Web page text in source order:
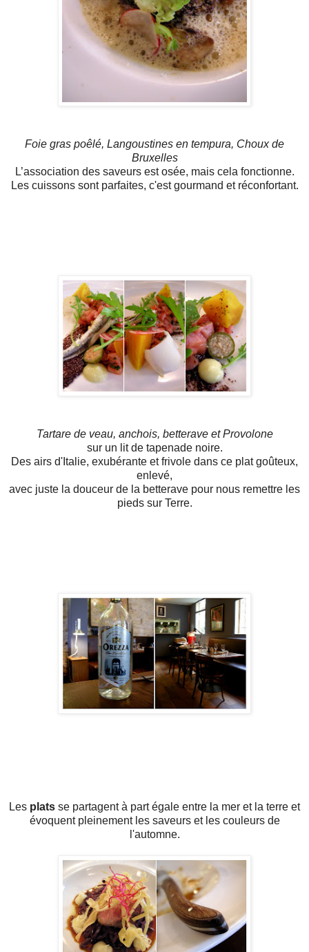
Foie gras poêlé, Langoustines en tempura, Choux de
Bruxelles
L’association des saveurs est osée, mais cela fonctionne.
Les cuissons sont parfaites, c'est gourmand et réconfortant.
Tartare de veau, anchois, betterave et Provolone
sur un lit de tapenade noire.
Des airs d'Italie, exubérante et frivole dans ce plat goûteux,
enlevé,
avec juste la douceur de la betterave pour nous remettre les
pieds sur Terre.
Les plats se partagent à part égale entre la mer et la terre et
évoquent pleinement les saveurs et les couleurs de
l'automne.